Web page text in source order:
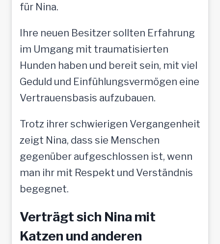
für Nina.
Ihre neuen Besitzer sollten Erfahrung
im Umgang mit traumatisierten
Hunden haben und bereit sein, mit viel
Geduld und Einfühlungsvermögen eine
Vertrauensbasis aufzubauen.
Trotz ihrer schwierigen Vergangenheit
zeigt Nina, dass sie Menschen
gegenüber aufgeschlossen ist, wenn
man ihr mit Respekt und Verständnis
begegnet.
Verträgt sich Nina mit
Katzen und anderen